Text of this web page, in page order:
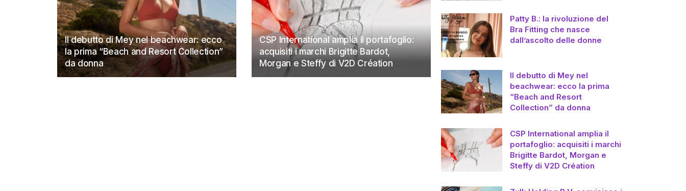
Il debutto di Mey nel beachwear: ecco
la prima “Beach and Resort Collection”
da donna
CSP International amplia il portafoglio:
acquisiti i marchi Brigitte Bardot,
Morgan e Steffy di V2D Création
Patty B.: la rivoluzione del
Bra Fitting che nasce
dall’ascolto delle donne
Il debutto di Mey nel
beachwear: ecco la prima
“Beach and Resort
Collection” da donna
CSP International amplia il
portafoglio: acquisiti i marchi
Brigitte Bardot, Morgan e
Steffy di V2D Création